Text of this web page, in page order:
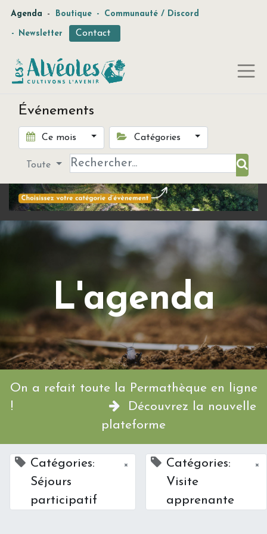
Agenda - Boutique - Communauté / Discord
- Newsletter Contact
Événements
Ce mois Catégories
Toute
L'agenda
On a refait toute la Permathèque en ligne
!
Découvrez la nouvelle
plateforme
Catégories:
Séjours
participatif
×
Catégories:
Visite
apprenante
×